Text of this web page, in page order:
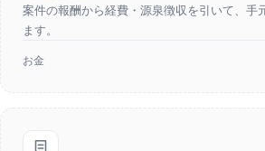
案件の報酬から経費・源泉徴収を引いて、手
ます。
お金